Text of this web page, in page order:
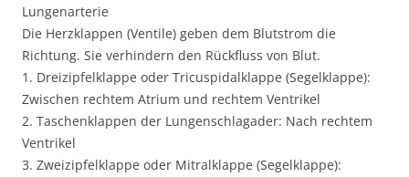
Lungenarterie
Die Herzklappen (Ventile) geben dem Blutstrom die
Richtung. Sie verhindern den Rückfluss von Blut.
1. Dreizipfelklappe oder Tricuspidalklappe (Segelklappe):
Zwischen rechtem Atrium und rechtem Ventrikel
2. Taschenklappen der Lungenschlagader: Nach rechtem
Ventrikel
3. Zweizipfelklappe oder Mitralklappe (Segelklappe):